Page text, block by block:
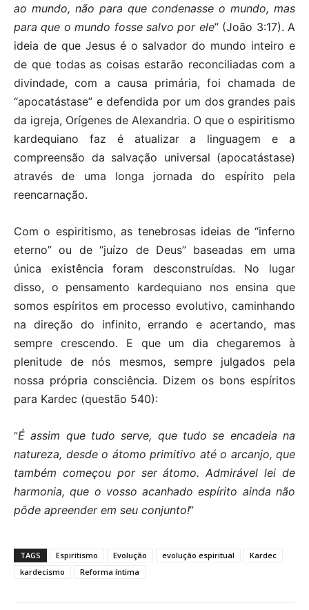
ao mundo, não para que condenasse o mundo, mas
para que o mundo fosse salvo por ele” (João 3:17). A
ideia de que Jesus é o salvador do mundo inteiro e
de que todas as coisas estarão reconciliadas com a
divindade, com a causa primária, foi chamada de
“apocatástase” e defendida por um dos grandes pais
da igreja, Orígenes de Alexandria. O que o espiritismo
kardequiano faz é atualizar a linguagem e a
compreensão da salvação universal (apocatástase)
através de uma longa jornada do espírito pela
reencarnação.
Com o espiritismo, as tenebrosas ideias de “inferno
eterno” ou de “juízo de Deus” baseadas em uma
única existência foram desconstruídas. No lugar
disso, o pensamento kardequiano nos ensina que
somos espíritos em processo evolutivo, caminhando
na direção do infinito, errando e acertando, mas
sempre crescendo. E que um dia chegaremos à
plenitude de nós mesmos, sempre julgados pela
nossa própria consciência. Dizem os bons espíritos
para Kardec (questão 540):
“É assim que tudo serve, que tudo se encadeia na
natureza, desde o átomo primitivo até o arcanjo, que
também começou por ser átomo. Admirável lei de
harmonia, que o vosso acanhado espírito ainda não
pôde apreender em seu conjunto!”
TAGS Espiritismo Evolução evolução espiritual
Kardec
kardecismo
Reforma íntima